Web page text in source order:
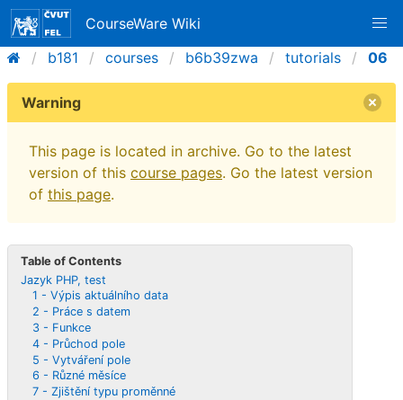
CourseWare Wiki
b181
courses b6b39zwa tutorials 06
Warning
This page is located in archive. Go to the latest
version of this course pages. Go the latest version
of this page.
Table of Contents
Jazyk PHP, test
1 - Výpis aktuálního data
2 - Práce s datem
3 - Funkce
4 - Průchod pole
5 - Vytváření pole
6 - Různé měsíce
7 - Zjištění typu proměnné